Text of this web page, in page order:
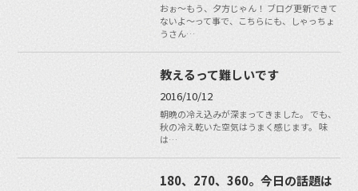
おぉ〜もう、夕方じゃん！ ブログ更新できて
ないよ〜って事で、こちらにも、しゃっちょ
うさん…
教えるって難しいです
2016/10/12
朝晩の冷え込みが深まってきました。 でも、
秋の冷え乾いた空気はうまく感じます。 味
は…
180、270、360。今日の話題は